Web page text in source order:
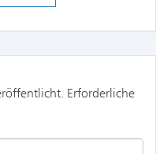
Erforderliche